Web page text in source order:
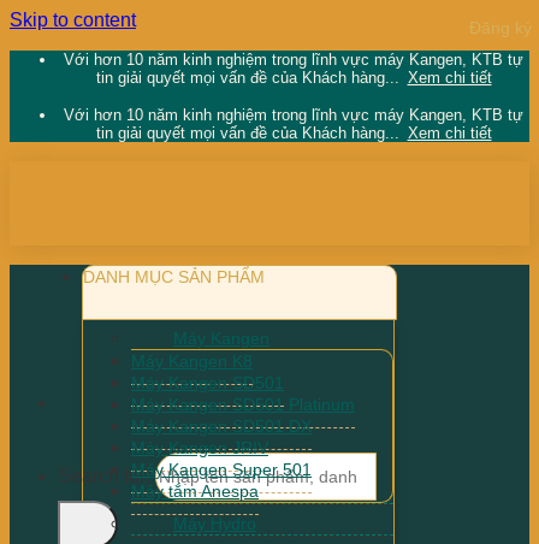
Skip to content
Với hơn 10 năm kinh nghiệm trong lĩnh vực máy Kangen, KTB tự
tin giải quyết mọi vấn đề của Khách hàng... Xem chi tiết
Với hơn 10 năm kinh nghiệm trong lĩnh vực máy Kangen, KTB tự
tin giải quyết mọi vấn đề của Khách hàng... Xem chi tiết
Search for:
DANH MỤC SẢN PHẨM
Máy Kangen
Máy Kangen K8
Máy Kangen SD501
Máy Kangen SD501 Platinum
Máy Kangen SD501 DX
Máy Kangen JRIV
Máy Kangen Super 501
Máy tắm Anespa
Máy Hydro